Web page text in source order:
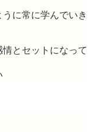
に常に学んでいき
とセットになって